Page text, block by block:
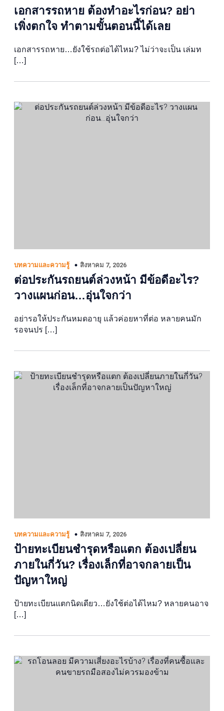
เอกสารรถหาย ต้องทำอะไรก่อน? อย่า
เพิ่งตกใจ ทำตามขั้นตอนนี้ได้เลย
เอกสารรถหาย…ยังใช้รถต่อได้ไหม? ไม่ว่าจะเป็น เล่มท
[…]
บทความและความรู้ สิงหาคม 7, 2026
ต่อประกันรถยนต์ล่วงหน้า มีข้อดีอะไร?
วางแผนก่อน…อุ่นใจกว่า
อย่ารอให้ประกันหมดอายุ แล้วค่อยหาที่ต่อ หลายคนมัก
รอจนปร […]
บทความและความรู้ สิงหาคม 7, 2026
ป้ายทะเบียนชำรุดหรือแตก ต้องเปลี่ยน
ภายในกี่วัน? เรื่องเล็กที่อาจกลายเป็น
ปัญหาใหญ่
ป้ายทะเบียนแตกนิดเดียว…ยังใช้ต่อได้ไหม? หลายคนอาจ
[…]